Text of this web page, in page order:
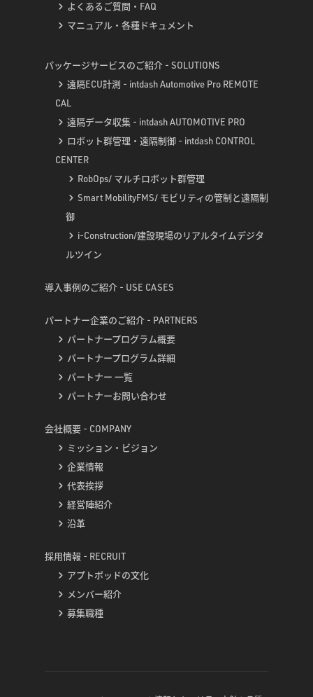
よくあるご質問・FAQ
マニュアル・各種ドキュメント
パッケージサービスのご紹介 - SOLUTIONS
遠隔ECU計測 - intdash Automotive Pro REMOTE
CAL
遠隔データ収集 - intdash AUTOMOTIVE PRO
ロボット群管理・遠隔制御 - intdash CONTROL
CENTER
RobOps/ マルチロボット群管理
Smart MobilityFMS/ モビリティの管制と遠隔制
御
i-Construction/建設現場のリアルタイムデジタ
ルツイン
導入事例のご紹介 - USE CASES
パートナー企業のご紹介 - PARTNERS
パートナープログラム概要
パートナープログラム詳細
パートナー 一覧
パートナーお問い合わせ
会社概要 - COMPANY
ミッション・ビジョン
企業情報
代表挨拶
経営陣紹介
沿革
採用情報 - RECRUIT
アプトポッドの文化
メンバー紹介
募集職種